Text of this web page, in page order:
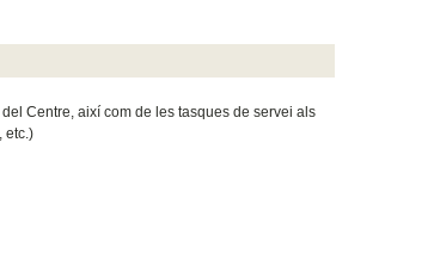
Centre, així com de les tasques de servei als
etc.)